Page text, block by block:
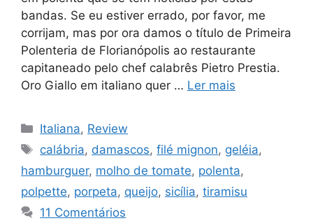
bandas. Se eu estiver errado, por favor, me
corrijam, mas por ora damos o título de Primeira
Polenteria de Florianópolis ao restaurante
capitaneado pelo chef calabrês Pietro Prestia.
Oro Giallo em italiano quer … Ler mais
Categorias
Italiana, Review
Tags
calábria, damascos,filé mignon, geléia,
hamburguer, molho de tomate, polenta,
polpette, porpeta, queijo, sicília, tiramisu
11 Comentários